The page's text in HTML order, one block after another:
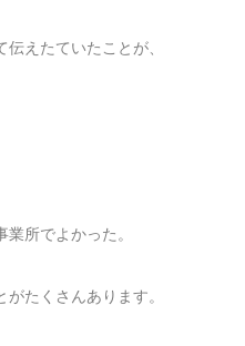
えたていたことが、
所でよかった。
たくさんあります。